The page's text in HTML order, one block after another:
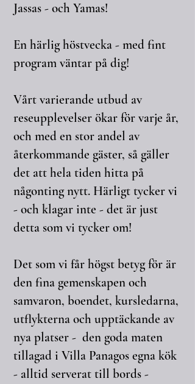
Jassas - och Yamas!
En härlig höstvecka - med fint
program väntar på dig!
Vårt varierande utbud av
reseupplevelser ökar för varje år,
och med en stor andel av
återkommande gäster, så gäller
det att hela tiden hitta på
någonting nytt. Härligt tycker vi
- och klagar inte - det är just
detta som vi tycker om!
Det som vi får högst betyg för är
den fina gemenskapen och
samvaron, boendet, kursledarna,
utflykterna och upptäckande av
nya platser - den goda maten
tillagad i Villa Panagos egna kök
- alltid serverat till bords -